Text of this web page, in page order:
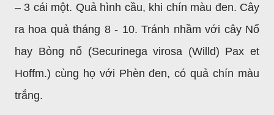
– 3 cái một. Quả hình cầu, khi chín màu đen. Cây
ra hoa quả tháng 8 - 10. Tránh nhầm với cây Nổ
hay Bỏng nổ (Securinega virosa (Willd) Pax et
Hoffm.) cùng họ với Phèn đen, có quả chín màu
trắng.